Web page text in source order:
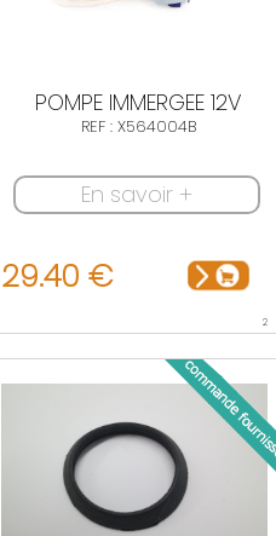
POMPE IMMERGEE 12V
REF : X564004B
En savoir +
29.40 €
2